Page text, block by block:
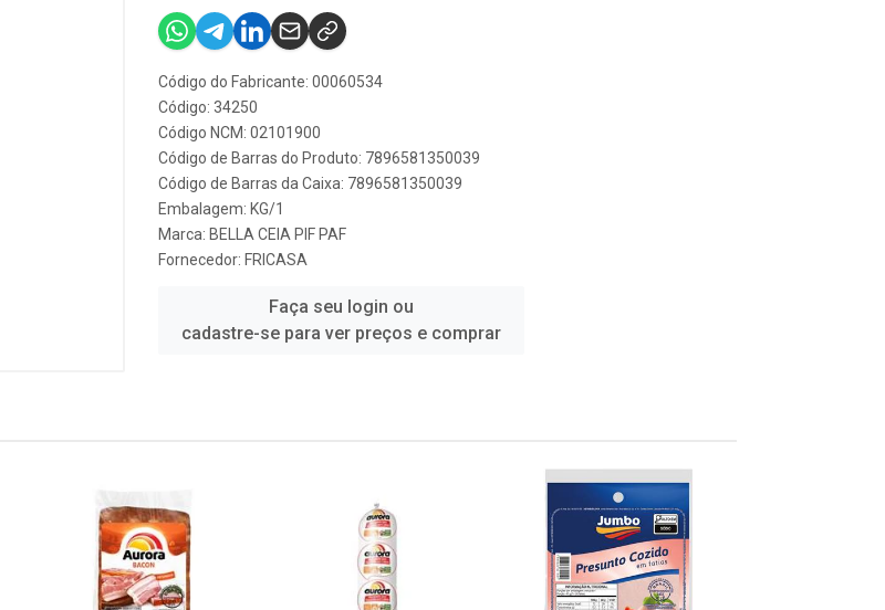
Código do Fabricante: 00060534
Código: 34250
Código NCM: 02101900
Código de Barras do Produto: 7896581350039
Código de Barras da Caixa: 7896581350039
Embalagem: KG/1
Marca: BELLA CEIA PIF PAF
Fornecedor: FRICASA
Faça seu login ou
cadastre-se para ver preços e comprar